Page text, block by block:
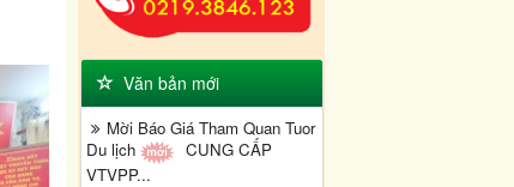
Văn bản mới
Mời Báo Giá Tham Quan Tuor
Du lịch
CUNG CẤP
VTVPP...